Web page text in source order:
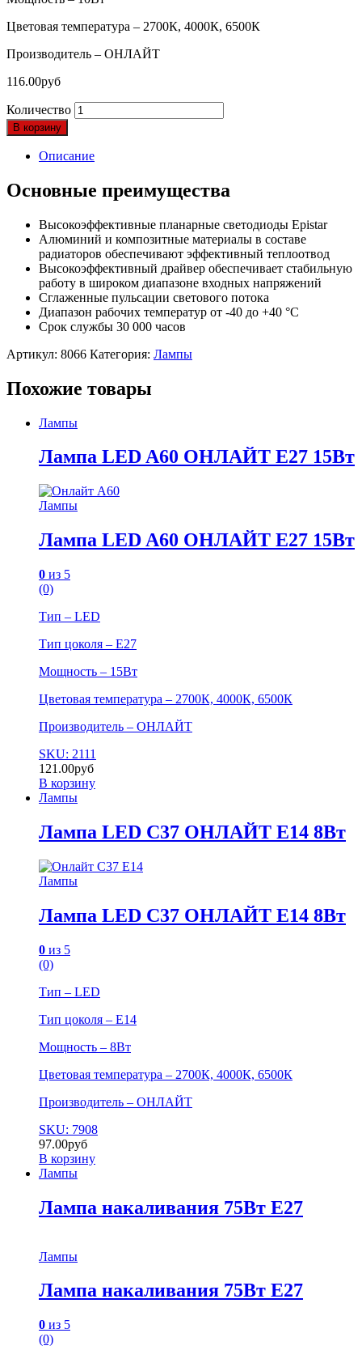
Цветовая температура – 2700К, 4000К, 6500К
Производитель – ОНЛАЙТ
116.00руб
Количество
В корзину
Описание
Основные преимущества
Высокоэффективные планарные светодиоды Epistar
Алюминий и композитные материалы в составе
радиаторов обеспечивают эффективный теплоотвод
Высокоэффективный драйвер обеспечивает стабильную
работу в широком диапазоне входных напряжений
Сглаженные пульсации светового потока
Диапазон рабочих температур от -40 до +40 °С
Срок службы 30 000 часов
Артикул: 8066 Категория: Лампы
Похожие товары
Лампы
Лампа LED A60 ОНЛАЙТ Е27 15Вт
Лампы
Лампа LED A60 ОНЛАЙТ Е27 15Вт
0 из 5
(0)
Тип – LED
Тип цоколя – Е27
Мощность – 15Вт
Цветовая температура – 2700К, 4000К, 6500К
Производитель – ОНЛАЙТ
SKU: 2111
121.00руб
В корзину
Лампы
Лампа LED С37 ОНЛАЙТ Е14 8Вт
Лампы
Лампа LED С37 ОНЛАЙТ Е14 8Вт
0 из 5
(0)
Тип – LED
Тип цоколя – Е14
Мощность – 8Вт
Цветовая температура – 2700К, 4000К, 6500К
Производитель – ОНЛАЙТ
SKU: 7908
97.00руб
В корзину
Лампы
Лампа накаливания 75Вт Е27
Лампы
Лампа накаливания 75Вт Е27
0 из 5
(0)